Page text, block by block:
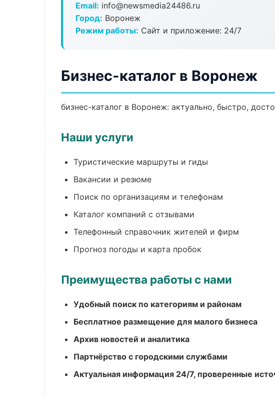
Email: info@newsmedia24486.ru
Город: Воронеж
Режим работы: Сайт и приложение: 24/7
Бизнес-каталог в Воронеж
бизнес-каталог в Воронеж: актуально, быстро,
Наши услуги
Туристические маршруты и гиды
Вакансии и резюме
Поиск по организациям и телефонам
Каталог компаний с отзывами
Телефонный справочник жителей и фирм
Прогноз погоды и карта пробок
Преимущества работы с нами
Удобный поиск по категориям и районам
Бесплатное размещение для малого бизнеса
Архив новостей и аналитика
Партнёрство с городскими службами
Актуальная информация 24/7, проверенные